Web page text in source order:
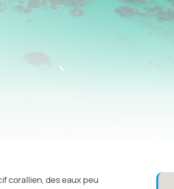
corallien, des eaux peu